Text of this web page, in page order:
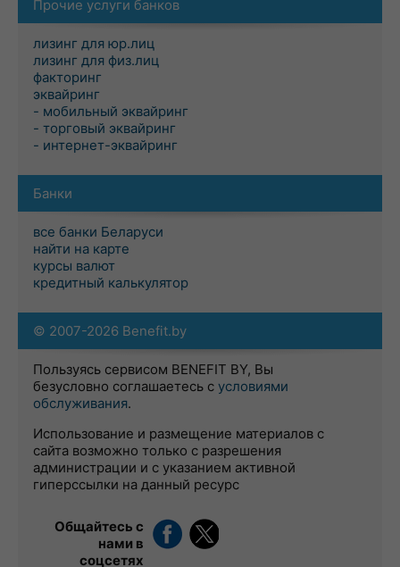
Прочие услуги банков
лизинг для юр.лиц
лизинг для физ.лиц
факторинг
эквайринг
- мобильный эквайринг
- торговый эквайринг
- интернет-эквайринг
Банки
все банки Беларуси
найти на карте
курсы валют
кредитный калькулятор
© 2007-2026 Benefit.by
Пользуясь сервисом BENEFIT BY, Вы
безусловно соглашаетесь с условиями
обслуживания.
Использование и размещение материалов с
сайта возможно только с разрешения
администрации и с указанием активной
гиперссылки на данный ресурс
Общайтесь с
нами в
соцсетях